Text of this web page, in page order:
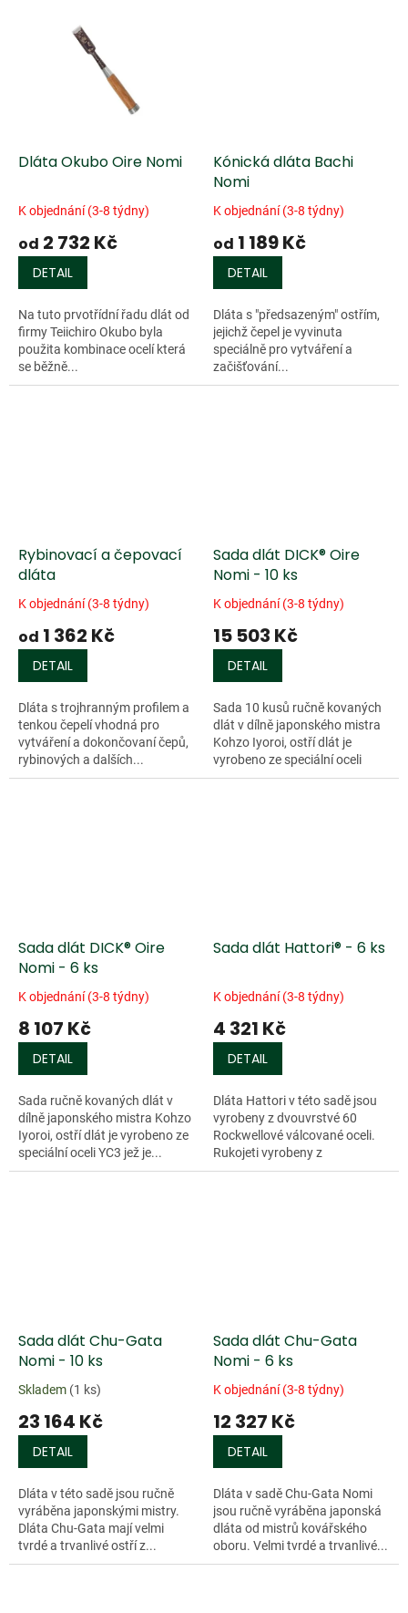
Dláta Okubo Oire Nomi
K objednání (3-8 týdny)
od 2 732 Kč
DETAIL
Na tuto prvotřídní řadu dlát od
firmy Teiichiro Okubo byla
použita kombinace ocelí která
se běžně...
Kónická dláta Bachi
Nomi
K objednání (3-8 týdny)
od 1 189 Kč
DETAIL
Dláta s "předsazeným" ostřím,
jejichž čepel je vyvinuta
speciálně pro vytváření a
začišťování...
Rybinovací a čepovací
dláta
K objednání (3-8 týdny)
od 1 362 Kč
DETAIL
Dláta s trojhranným profilem a
tenkou čepelí vhodná pro
vytváření a dokončovaní čepů,
rybinových a dalších...
Sada dlát DICK® Oire
Nomi - 10 ks
K objednání (3-8 týdny)
15 503 Kč
DETAIL
Sada 10 kusů ručně kovaných
dlát v dílně japonského mistra
Kohzo Iyoroi, ostří dlát je
vyrobeno ze speciální oceli
YC3...
Sada dlát DICK® Oire
Nomi - 6 ks
K objednání (3-8 týdny)
8 107 Kč
DETAIL
Sada ručně kovaných dlát v
dílně japonského mistra Kohzo
Iyoroi, ostří dlát je vyrobeno ze
speciální oceli YC3 jež je...
Sada dlát Hattori® - 6 ks
K objednání (3-8 týdny)
4 321 Kč
DETAIL
Dláta Hattori v této sadě jsou
vyrobeny z dvouvrstvé 60
Rockwellové válcované oceli.
Rukojeti vyrobeny z
japonského dubu s...
Sada dlát Chu-Gata
Nomi - 10 ks
Skladem (1 ks)
23 164 Kč
DETAIL
Dláta v této sadě jsou ručně
vyráběna japonskými mistry.
Dláta Chu-Gata mají velmi
tvrdé a trvanlivé ostří z...
Sada dlát Chu-Gata
Nomi - 6 ks
K objednání (3-8 týdny)
12 327 Kč
DETAIL
Dláta v sadě Chu-Gata Nomi
jsou ručně vyráběna japonská
dláta od mistrů kovářského
oboru. Velmi tvrdé a trvanlivé...